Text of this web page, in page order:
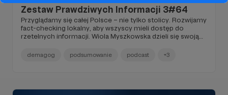
Zestaw Prawdziwych Informacji 3#64
Przyglądamy się całej Polsce – nie tylko stolicy. Rozwijamy
fact-checking lokalny, aby wszyscy mieli dostęp do
rzetelnych informacji. Wiola Myszkowska dzieli się swoją
zajmują się nie tylko ogólnopolskimi tematami, orientują
się bardzo dobrze w lokalnych sprawach i starają się
demagog podsumowanie podcast +3